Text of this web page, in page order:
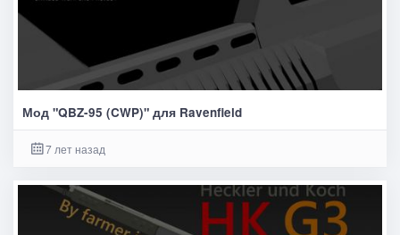
Мод "QBZ-95 (CWP)" для Ravenfield
7 лет назад